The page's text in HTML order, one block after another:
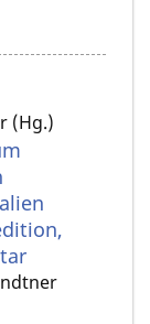
(Hg.)